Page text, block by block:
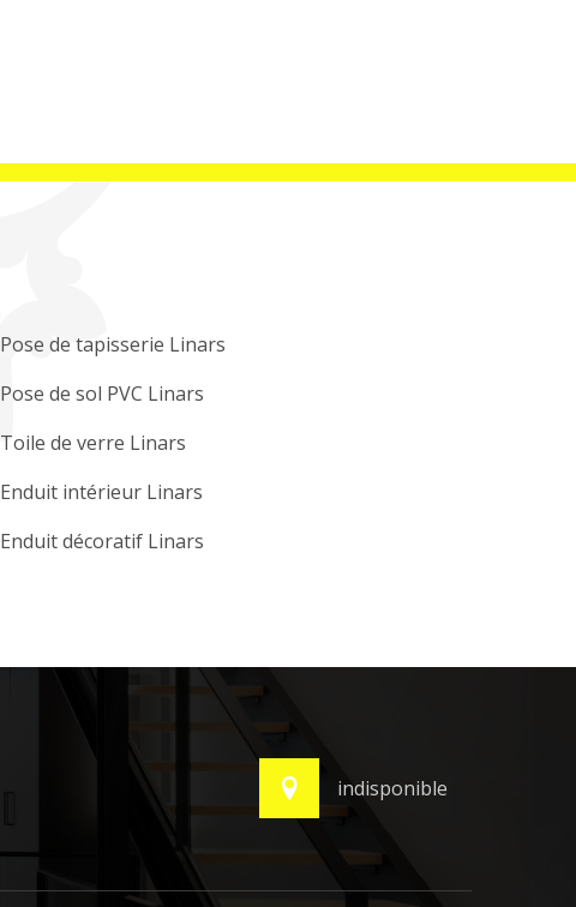
Pose de tapisserie Linars
Pose de sol PVC Linars
Toile de verre Linars
Enduit intérieur Linars
Enduit décoratif Linars
indisponible